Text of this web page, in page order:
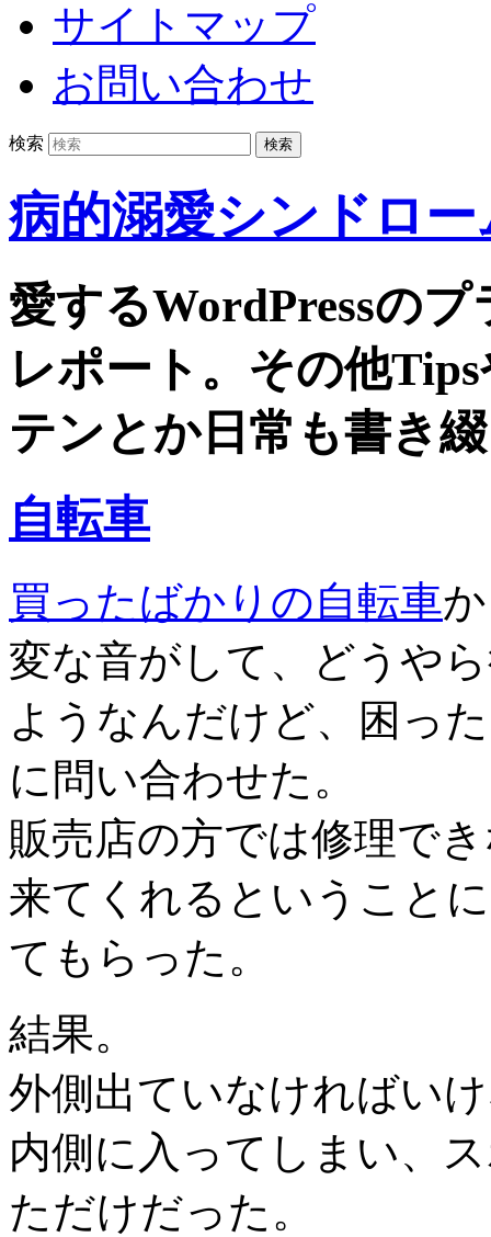
サイトマップ
お問い合わせ
検索
病的溺愛シンドロー
愛するWordPressの
レポート。その他
テンとか日常も書き
自転車
買ったばかりの自転車
変な音がして、どうや
ようなんだけど、困っ
に問い合わせた。
販売店の方では修理で
来てくれるということ
てもらった。
結果。
外側出ていなければい
内側に入ってしまい、
ただけだった。